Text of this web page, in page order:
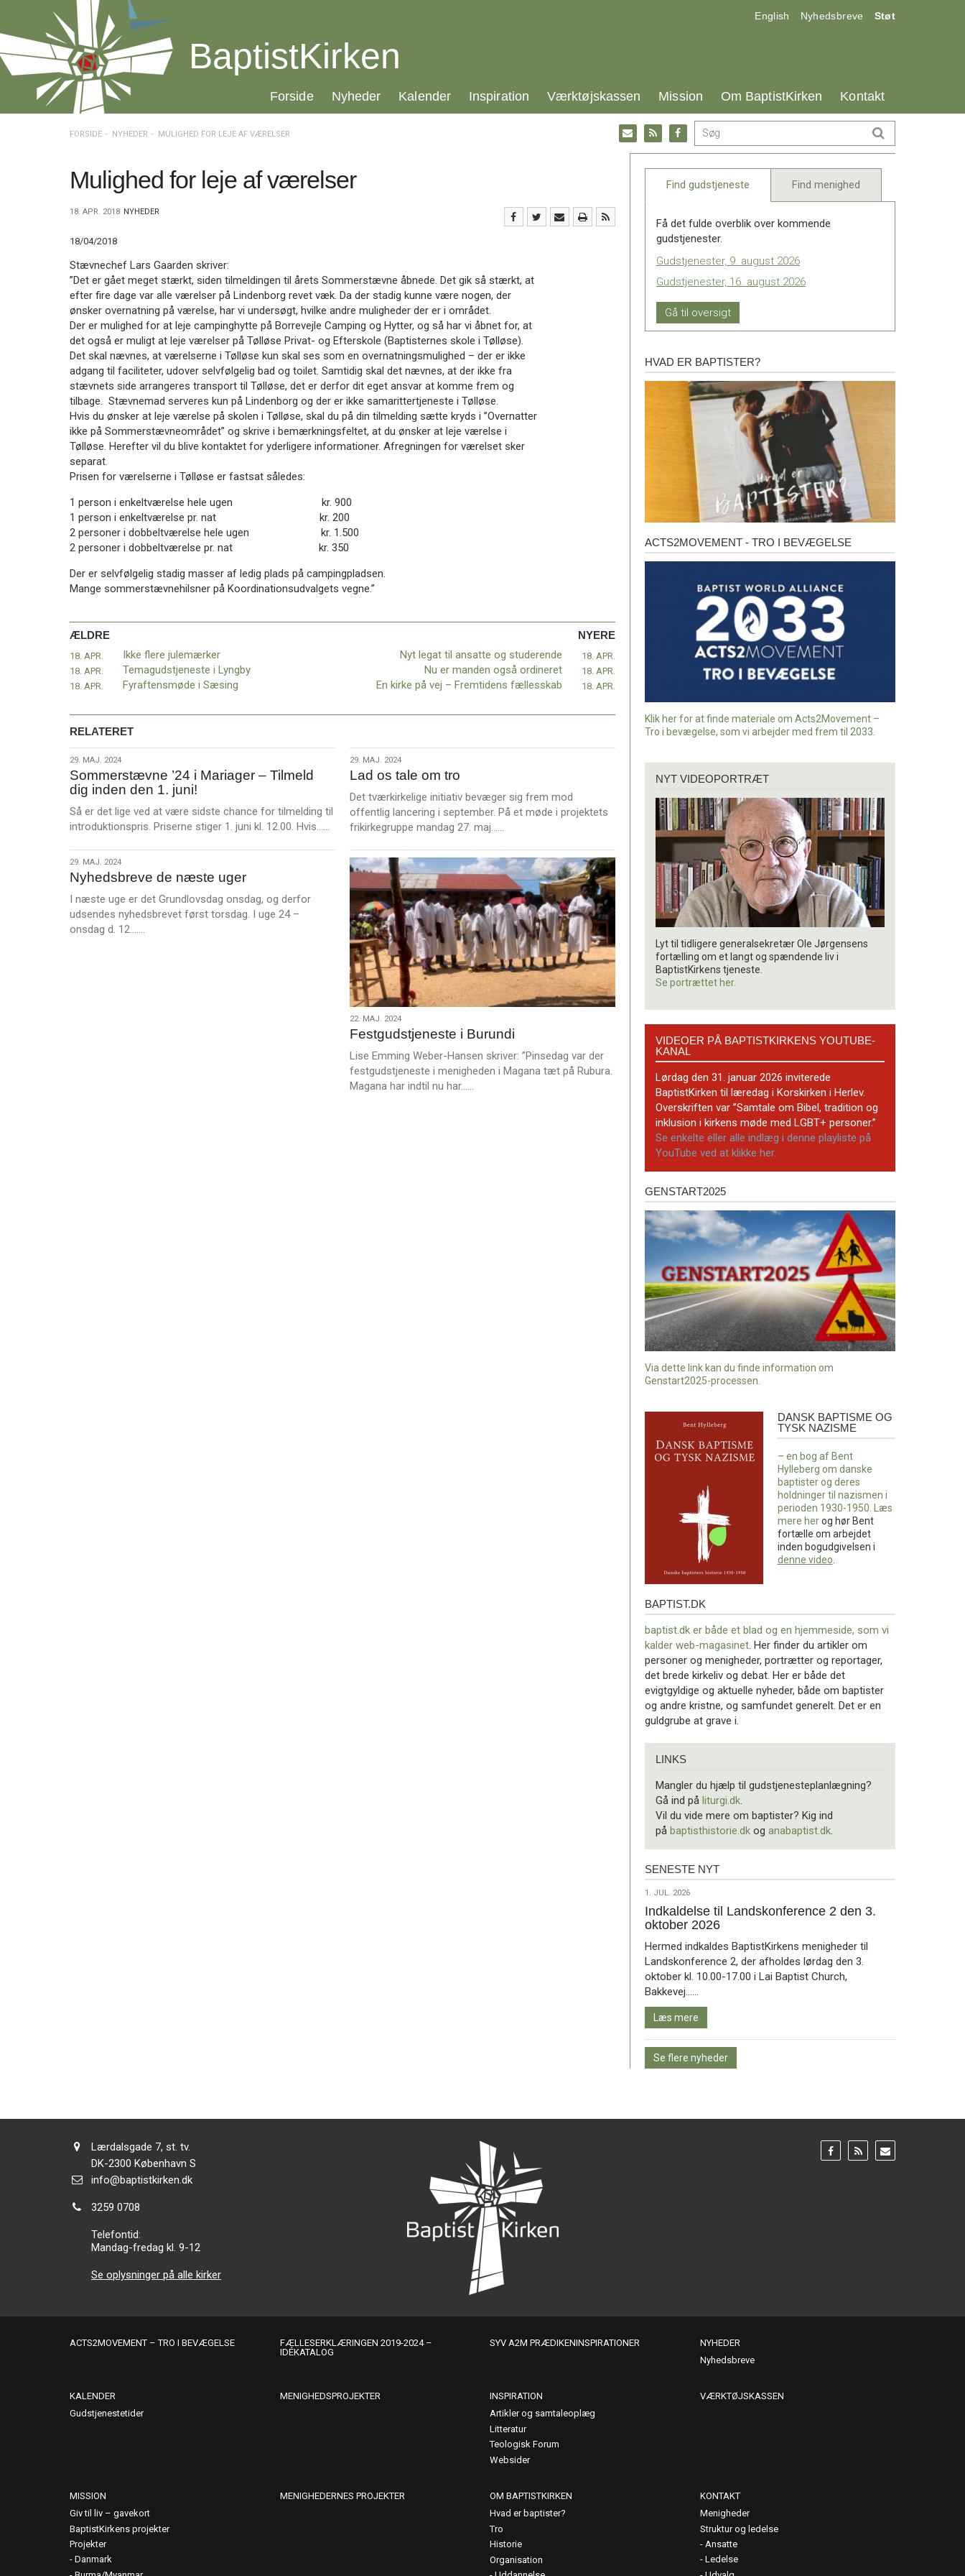
over
og
gå
Vend
tilbage
Værktøjskassen
BaptistKirken
Inspiration
Værktøjskassen
BaptistKirken
Forrige
17.0:
English 18.0:
Nyhedsbreve 19.0:
Støt
BaptistKirken
20.0:
Forside 21.0:
Nyheder 22.0:
Kalender 23.0:
Inspiration 24.0:
Værktøjskassen 25.0:
Mission 26.0:
Om BaptistKirken 27.0:
Kontakt
FORSIDE NYHEDER MULIGHED FOR LEJE AF VÆRELSER
Gå
til:
Facebook
Gå
til:
RSS
feed
Gå
til:
Email
Mulighed for leje af værelser
18. APR. 2018 NYHEDER
18/04/2018
Stævnechef Lars Gaarden skriver:
”Det er gået meget stærkt, siden tilmeldingen til årets Sommerstævne åbnede. Det gik så stærkt, at
efter fire dage var alle værelser på Lindenborg revet væk. Da der stadig kunne være nogen, der
ønsker overnatning på værelse, har vi undersøgt, hvilke andre muligheder der er i området.
Der er mulighed for at leje campinghytte på Borrevejle Camping og Hytter, og så har vi åbnet for, at
det også er muligt at leje værelser på Tølløse Privat- og Efterskole (Baptisternes skole i Tølløse).
Det skal nævnes, at værelserne i Tølløse kun skal ses som en overnatningsmulighed – der er ikke
adgang til faciliteter, udover selvfølgelig bad og toilet. Samtidig skal det nævnes, at der ikke fra
stævnets side arrangeres transport til Tølløse, det er derfor dit eget ansvar at komme frem og
tilbage. Stævnemad serveres kun på Lindenborg og der er ikke samarittertjeneste i Tølløse.
Hvis du ønsker at leje værelse på skolen i Tølløse, skal du på din tilmelding sætte kryds i ”Overnatter
ikke på Sommerstævneområdet” og skrive i bemærkningsfeltet, at du ønsker at leje værelse i
Tølløse. Herefter vil du blive kontaktet for yderligere informationer. Afregningen for værelset sker
separat.
Prisen for værelserne i Tølløse er fastsat således:
1 person i enkeltværelse hele ugen kr. 900
1 person i enkeltværelse pr. nat kr. 200
2 personer i dobbeltværelse hele ugen kr. 1.500
2 personer i dobbeltværelse pr. nat kr. 350
Der er selvfølgelig stadig masser af ledig plads på campingpladsen.
Mange sommerstævnehilsner på Koordinationsudvalgets vegne.”
ÆLDRE
18. APR. Ikke flere julemærker
18. APR. Temagudstjeneste i Lyngby
18. APR. Fyraftensmøde i Sæsing
NYERE
Nyt legat til ansatte og studerende 18. APR.
Nu er manden også ordineret 18. APR.
En kirke på vej – Fremtidens fællesskab 18. APR.
RELATERET
29.
maj.
2024
29. MAJ. 2024
Sommerstævne ’24 i Mariager – Tilmeld
dig inden den 1. juni!
Så er det lige ved at være sidste chance for tilmelding til
introduktionspris. Priserne stiger 1. juni kl. 12.00. Hvis……
29.
maj.
2024
29. MAJ. 2024
Lad os tale om tro
Det tværkirkelige initiativ bevæger sig frem mod
offentlig lancering i september. På et møde i projektets
frikirkegruppe mandag 27. maj……
s
m
e
r
e
29.
maj.
2024
29. MAJ. 2024
Nyhedsbreve de næste uger
I næste uge er det Grundlovsdag onsdag, og derfor
udsendes nyhedsbrevet først torsdag. I uge 24 –
onsdag d. 12.……
22.
maj.
2024
22. MAJ. 2024
Festgudstjeneste i Burundi
Lise Emming Weber-Hansen skriver: ”Pinsedag var der
festgudstjeneste i menigheden i Magana tæt på Rubura.
Magana har indtil nu har……
Find gudstjeneste Find menighed
Få det fulde overblik over kommende
gudstjenester.
Gudstjenester, 9. august 2026
Gudstjenester, 16. august 2026
Gå til oversigt
Hvad
er
baptister?
HVAD ER BAPTISTER?
Acts2Movement
ACTS2MOVEMENT - TRO I BEVÆGELSE
Klik her for at finde materiale om Acts2Movement –
Tro i bevægelse, som vi arbejder med frem til 2033.
videoportræt
NYT VIDEOPORTRÆT
Lyt til tidligere generalsekretær Ole Jørgensens
fortælling om et langt og spændende liv i
BaptistKirkens tjeneste.
Se portrættet her.
BaptistKirkens
YouTube-
kanal
VIDEOER PÅ BAPTISTKIRKENS YOUTUBE-
KANAL
Lørdag den 31. januar 2026 inviterede
BaptistKirken til læredag i Korskirken i Herlev.
Overskriften var ”Samtale om Bibel, tradition og
inklusion i kirkens møde med LGBT+ personer.”
Se enkelte eller alle indlæg i denne playliste på
YouTube ved at klikke her.
Genstart2025
GENSTART2025
Via dette link kan du finde information om
Genstart2025-processen.
tysk
DANSK BAPTISME OG
TYSK NAZISME
– en bog af Bent
Hylleberg om danske
baptister og deres
holdninger til nazismen i
perioden 1930-1950. Læs
mere herog hør Bent
fortælle om arbejdet
inden bogudgivelsen i
denne video.
baptist.dk
BAPTIST.DK
baptist.dk er både et blad og en hjemmeside, som vi
kalder web-magasinet . Her finder du artikler om
personer og menigheder, portrætter og reportager,
det brede kirkeliv og debat. Her er både det
evigtgyldige og aktuelle nyheder, både om baptister
og andre kristne, og samfundet generelt. Det er en
guldgrube at grave i.
LINKS
Mangler du hjælp til gudstjenesteplanlægning?
Gå ind på liturgi.dk
Vil du vide mere om baptister? Kig ind
på baptisthistorie.dk og anabaptist.dk
Seneste
SENESTE NYT
1.
jul.
2026
1. JUL. 2026
Indkaldelse til Landskonference 2 den 3.
oktober 2026
Hermed indkaldes BaptistKirkens menigheder til
Landskonference 2, der afholdes lørdag den 3.
oktober kl. 10.00-17.00 i Lai Baptist Church,
Bakkevej……
mere
Læs mere
Se flere nyheder
Adresse:
Lærdalsgade 7, st. tv.
Adresse:
DK-2300 København S
Send
info@baptistkirken.dk
Tlf.:
3259 0708
Telefontid:
Mandag-fredag kl. 9-12
Se oplysninger på alle kirker
Gå
til:
Gå
til:
Gå
til:
ACTS2MOVEMENT – TRO I BEVÆGELSE
FÆLLESERKLÆRINGEN 2019-2024 –
IDÉKATALOG
SYV A2M PRÆDIKENINSPIRATIONER
NYHEDER
Nyhedsbreve
KALENDER
Gudstjenestetider
MENIGHEDSPROJEKTER
INSPIRATION
Artikler og samtaleoplæg
Litteratur
Teologisk Forum
Websider
VÆRKTØJSKASSEN
MISSION
Giv til liv – gavekort
BaptistKirkens projekter
Projekter
Danmark
MENIGHEDERNES PROJEKTER
OM BAPTISTKIRKEN
Hvad er baptister?
Tro
Historie
Organisation
KONTAKT
Menigheder
Struktur og ledelse
Ansatte
Ledelse